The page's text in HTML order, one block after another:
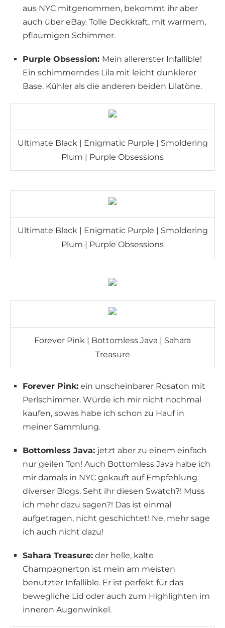
aus NYC mitgenommen, bekommt ihr aber
auch über eBay. Tolle Deckkraft, mit warmem,
pflaumigen Schimmer.
Purple Obsession: Mein allererster Infallible!
Ein schimmerndes Lila mit leicht dunklerer
Base. Kühler als die anderen beiden Lilatöne.
Ultimate Black | Enigmatic Purple | Smoldering
Plum | Purple Obsessions
Ultimate Black | Enigmatic Purple | Smoldering
Plum | Purple Obsessions
Forever Pink | Bottomless Java | Sahara
Treasure
Forever Pink: ein unscheinbarer Rosaton mit
Perlschimmer. Würde ich mir nicht nochmal
kaufen, sowas habe ich schon zu Hauf in
meiner Sammlung.
Bottomless Java: jetzt aber zu einem einfach
nur geilen Ton! Auch Bottomless Java habe ich
mir damals in NYC gekauft auf Empfehlung
diverser Blogs. Seht ihr diesen Swatch?! Muss
ich mehr dazu sagen?! Das ist einmal
aufgetragen, nicht geschichtet! Ne, mehr sage
ich auch nicht dazu!
Sahara Treasure: der helle, kalte
Champagnerton ist mein am meisten
benutzter Infallible. Er ist perfekt für das
bewegliche Lid oder auch zum Highlighten im
inneren Augenwinkel.